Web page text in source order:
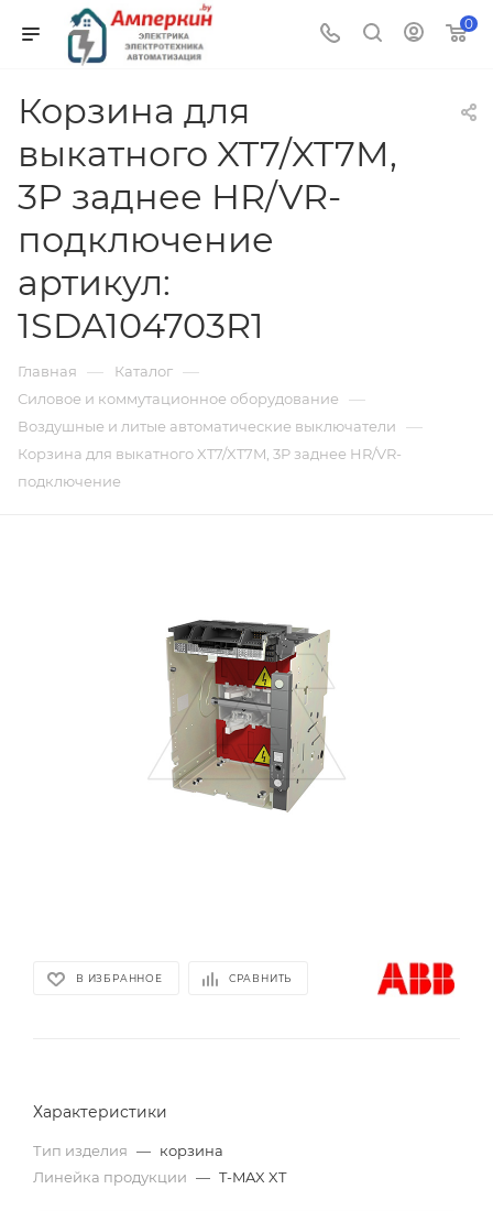
0
Корзина для
выкатного XT7/XT7M,
3P заднее HR/VR-
подключение
артикул:
1SDA104703R1
Главная — Каталог —
Силовое и коммутационное оборудование —
Воздушные и литые автоматические выключатели —
Корзина для выкатного XT7/XT7M, 3P заднее HR/VR-
подключение
В ИЗБРАННОЕ СРАВНИТЬ
Характеристики
Тип изделия — корзина
Линейка продукции — T-MAX XT